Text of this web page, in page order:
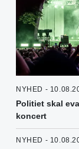
NYHED -
Politiet skal
koncert
NYHED -